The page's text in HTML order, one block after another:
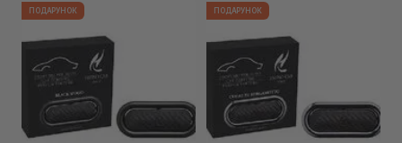
ПОДАРУНОК ПОДАРУНОК